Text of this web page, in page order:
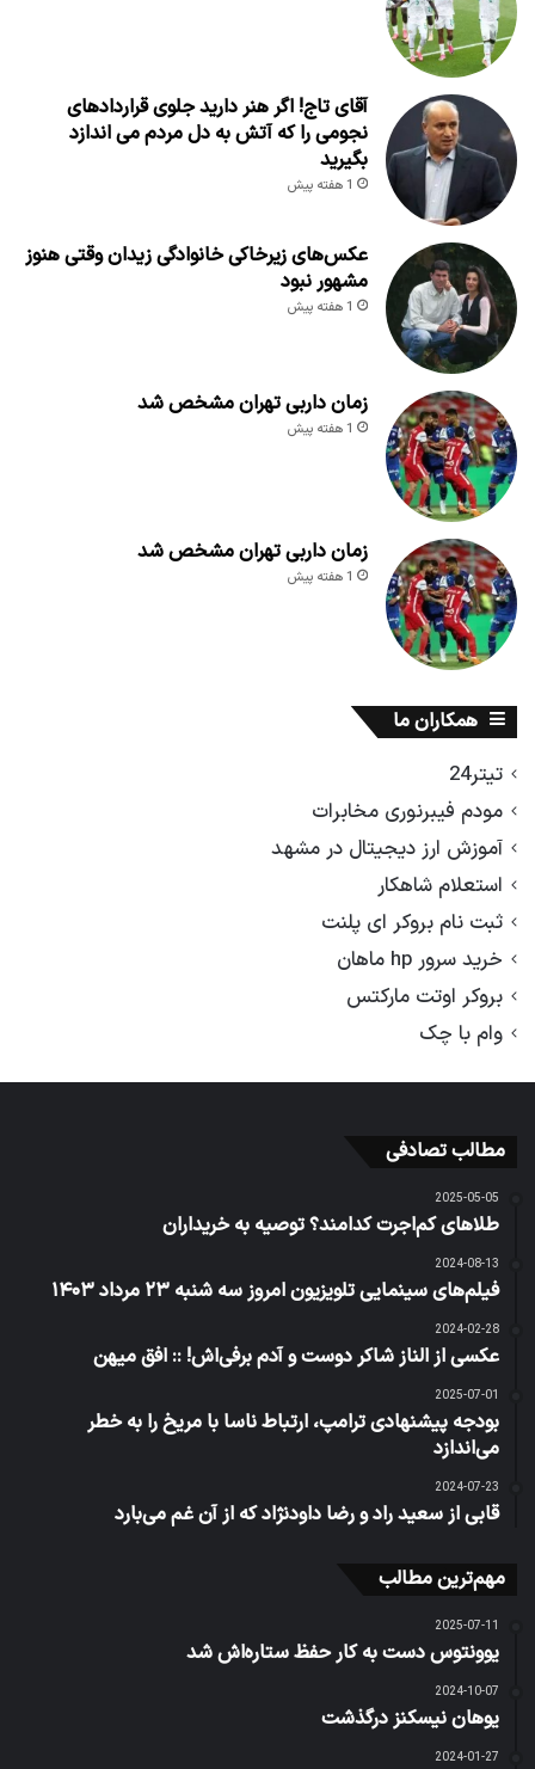
آقای تاج! اگر هنر دارید جلوی قراردادهای
نجومی را که آتش به دل مردم می اندازد
بگیرید
1 هفته پیش
عکس‌های زیرخاکی خانوادگی زیدان وقتی هنوز
مشهور نبود
1 هفته پیش
زمان داربی تهران مشخص شد
1 هفته پیش
زمان داربی تهران مشخص شد
1 هفته پیش
همکاران ما
تیتر24
مودم فیبرنوری مخابرات
آموزش ارز دیجیتال در مشهد
استعلام شاهکار
ثبت نام بروکر ای پلنت
خرید سرور hp ماهان
بروکر اوتت مارکتس
وام با چک
مطالب تصادفی
2025-05-05
طلاهای کم‌اجرت کدامند؟ توصیه به خریداران
2024-08-13
فیلم‌های سینمایی تلویزیون امروز سه شنبه ۲۳ مرداد ۱۴۰۳
2024-02-28
عکسی از الناز شاکر دوست و آدم برفی‌اش! :: افق میهن
2025-07-01
بودجه پیشنهادی ترامپ، ارتباط ناسا با مریخ را به خطر
می‌اندازد
2024-07-23
قابی از سعید راد و رضا داود‌نژاد که از آن غم می‌بارد
مهم‌ترین مطالب
2025-07-11
یوونتوس دست به کار حفظ ستاره‌اش شد
2024-10-07
یوهان نیسکنز درگذشت
2024-01-27